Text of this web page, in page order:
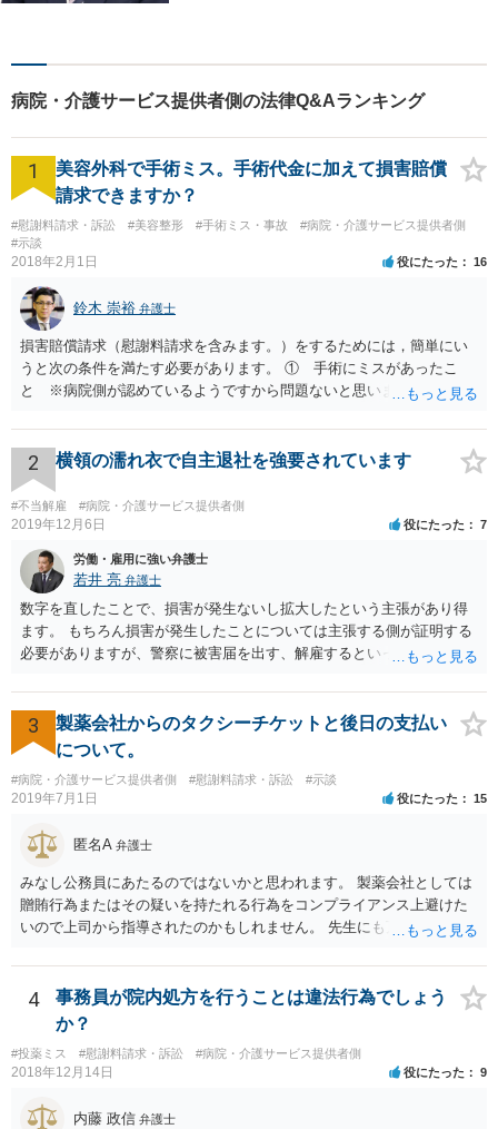
い！
病院・介護サービス提供者側の法律Q&Aランキング
1
美容外科で手術ミス。手術代金に加えて損害賠償
請求できますか？
#慰謝料請求・訴訟 #美容整形 #手術ミス・事故
#病院・介護サービス提供者側
#示談
2018年2月1日 役にたった 16
鈴木 崇裕 弁護士
損害賠償請求（慰謝料請求を含みます。）をするためには，簡単にい
うと次の条件を満たす必要があります。 ① 手術にミスがあったこ
と ※病院側が認めているようですから問題ないと思います。 ② 手
術のミスの「せいで」マスクが外せなくなったこと ④ 仕事を休まな
ければならなくなった「せいで」休業損害が発生したこと ⑤ マスク
を外せなくなった「せいで」経済的に評価できる精神的な損害が発生
したこと 「せいで」と強調した点が，内藤先生のご指摘なさる「相当
因果関係」です。 手術のミスと関係のないことまでは責任追及ができ
ないということです。 手術のミスの結果，手術前と比べて見た目が著
しく悪くなってしまったとか， 手術のミスの結果，入院期間が延びて
しまったとかいう事情があれば， 追加請求が可能な余地があります。
ただし，手術代の返金に応じた際に「これ以上金銭の請求はしませ
ん」という趣旨の合意をしてしまっていると， 上記の請求は，基本的
には困難となります。
2 横領の濡れ衣で自主退社を強要されています
#不当解雇 #病院・介護サービス提供者側
2019年12月6日 役にたった 7
労働・雇用に強い弁護士
若井 亮 弁護士
数字を直したことで、損害が発生ないし拡大したという主張があり得
ます。 もちろん損害が発生したことについては主張する側が証明する
必要がありますが、警察に被害届を出す、解雇するといった揺さぶり
とで、損害の証明なくとも解決金という形で支払に応じてしまうケー
スがあるのでご注意ください。
3
製薬会社からのタクシーチケットと後日の支払い
について。
#病院・介護サービス提供者側 #慰謝料請求・訴訟 #示談
2019年7月1日 役にたった 15
匿名A 弁護士
みなし公務員にあたるのではないかと思われます。 製薬会社としては
贈賄行為またはその疑いを持たれる行為をコンプライアンス上避けた
いので上司から指導されたのかもしれません。 先生にも万一迷惑をか
4
事務員が院内処方を行うことは違法行為でしょう
か？
#投薬ミス #慰謝料請求・訴訟 #病院・介護サービス提供者側
2018年12月14日 役にたった 9
内藤 政信 弁護士